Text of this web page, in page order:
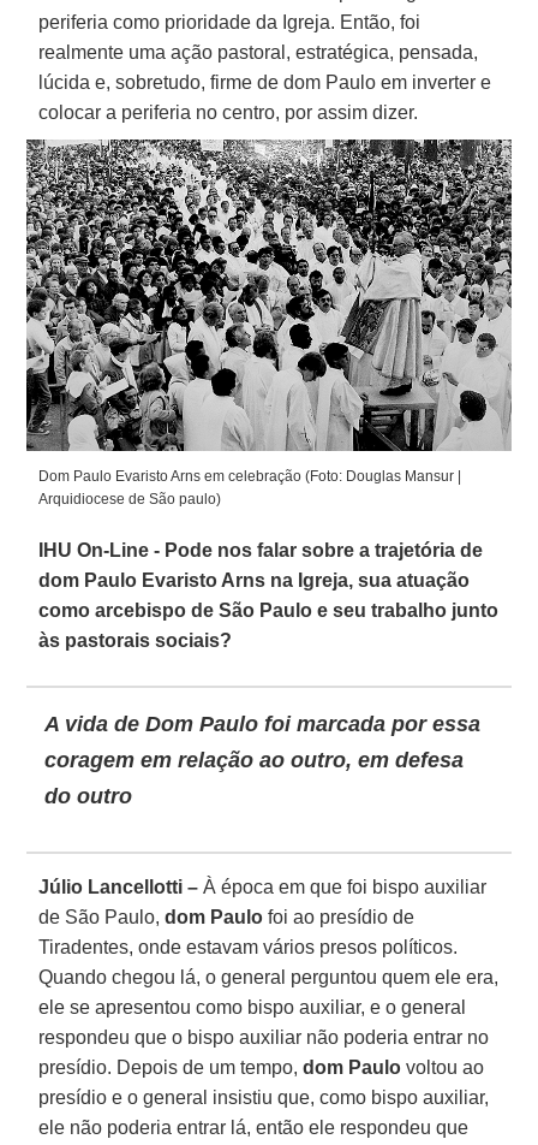
periferia como prioridade da Igreja. Então, foi
realmente uma ação pastoral, estratégica, pensada,
lúcida e, sobretudo, firme de dom Paulo em inverter e
colocar a periferia no centro, por assim dizer.
Dom Paulo Evaristo Arns em celebração (Foto: Douglas Mansur |
Arquidiocese de São paulo)
IHU On-Line - Pode nos falar sobre a trajetória de
dom Paulo Evaristo Arns na Igreja, sua atuação
como arcebispo de São Paulo e seu trabalho junto
às pastorais sociais?
A vida de Dom Paulo foi marcada por essa
coragem em relação ao outro, em defesa
do outro
Júlio Lancellotti – À época em que foi bispo auxiliar
de São Paulo,dom Paulo foi ao presídio de
Tiradentes, onde estavam vários presos políticos.
Quando chegou lá, o general perguntou quem ele era,
ele se apresentou como bispo auxiliar, e o general
respondeu que o bispo auxiliar não poderia entrar no
presídio. Depois de um tempo,dom Paulo voltou ao
presídio e o general insistiu que, como bispo auxiliar,
ele não poderia entrar lá, então ele respondeu que